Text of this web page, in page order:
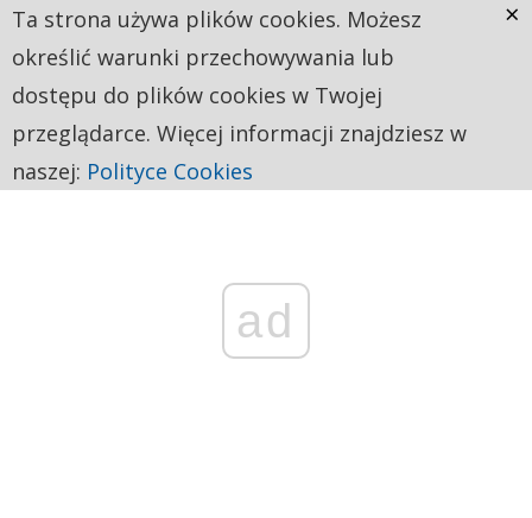
ad
Ta strona używa plików cookies. Możesz
określić warunki przechowywania lub
dostępu do plików cookies w Twojej
przeglądarce. Więcej informacji znajdziesz w
naszej: Polityce Cookies
×